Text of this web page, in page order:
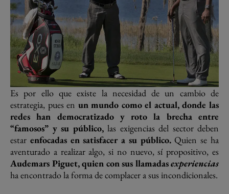
Es por ello que existe la necesidad de un cambio de
estrategia, pues en un mundo como el actual, donde las
redes han democratizado y roto la brecha entre
“famosos” y su público,las exigencias del sector deben
estar enfocadas en satisfacer a su público.Quien se ha
aventurado a realizar algo, si no nuevo, sí propositivo, es
Audemars Piguet, quien con sus llamadasexperiencias
ha encontrado la forma de complacer a sus incondicionales.